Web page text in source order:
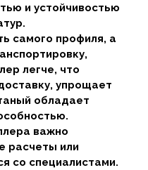
и устойчивостью
самого профиля, а
легче, что
упрощает
обладает
важно
расчеты или
со специалистами.